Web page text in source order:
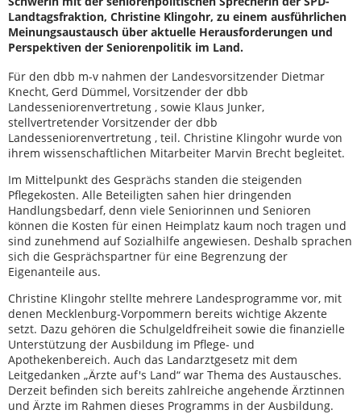
Landtagsfraktion, Christine Klingohr, zu einem ausführlichen
Meinungsaustausch über aktuelle Herausforderungen und
Perspektiven der Seniorenpolitik im Land.
Für den dbb m-v nahmen der Landesvorsitzender Dietmar
Knecht, Gerd Dümmel, Vorsitzender der dbb
Landesseniorenvertretung , sowie Klaus Junker,
stellvertretender Vorsitzender der dbb
Landesseniorenvertretung , teil. Christine Klingohr wurde von
ihrem wissenschaftlichen Mitarbeiter Marvin Brecht begleitet.
Im Mittelpunkt des Gesprächs standen die steigenden
Pflegekosten. Alle Beteiligten sahen hier dringenden
Handlungsbedarf, denn viele Seniorinnen und Senioren
können die Kosten für einen Heimplatz kaum noch tragen und
sind zunehmend auf Sozialhilfe angewiesen. Deshalb sprachen
sich die Gesprächspartner für eine Begrenzung der
Eigenanteile aus.
Christine Klingohr stellte mehrere Landesprogramme vor, mit
denen Mecklenburg-Vorpommern bereits wichtige Akzente
setzt. Dazu gehören die Schulgeldfreiheit sowie die finanzielle
Unterstützung der Ausbildung im Pflege- und
Apothekenbereich. Auch das Landarztgesetz mit dem
Leitgedanken „Ärzte auf's Land“ war Thema des Austausches.
Derzeit befinden sich bereits zahlreiche angehende Ärztinnen
und Ärzte im Rahmen dieses Programms in der Ausbildung.